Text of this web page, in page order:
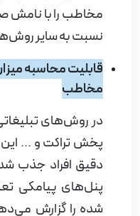
مخاطب را با نامش
نسبت به سایر
قابلیت محاسبه
مخاطب
در روش‌های
پخش تراکت و ... این
دقیق افراد جذب
پنل‌های پیامکی
شده را گزارش